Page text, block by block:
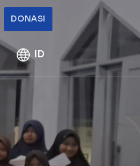
DONASI
ID